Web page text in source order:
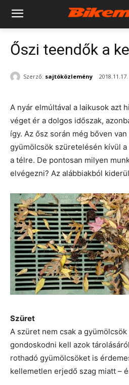
Őszi teendők a
Szerző: sajtóközlemény 2018.11.17.
A nyár elmúltával a laikusok azt
véget ér a dolgos időszak,
így. Az ősz során még bőven
gyümölcsök szüretelésén kívül
a télre. De pontosan milyen
elvégezni? Az alábbiakból
Szüret
A szüret nem csak a
gondoskodni kell azok
rothadó gyümölcsöket is
kellemetlen erjedő szag miatt –